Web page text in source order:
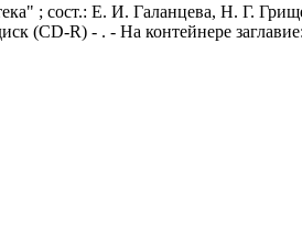
; сост.: Е. И. Галанцева, Н. Г.
(CD-R) - . - На контейнере